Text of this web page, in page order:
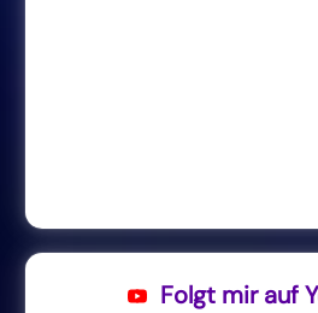
Folgt mir auf